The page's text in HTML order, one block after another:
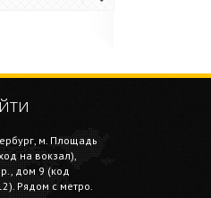
м. Площадь
на вокзал),
дом 9 (код
Рядом с метро.